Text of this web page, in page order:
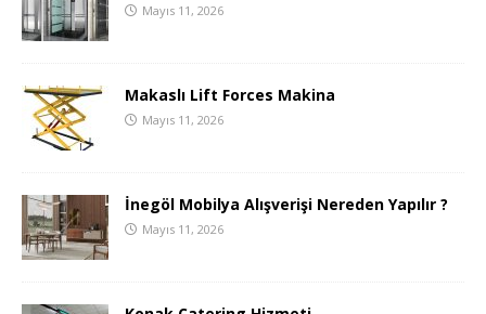
Mayıs 11, 2026
Makaslı Lift Forces Makina
Mayıs 11, 2026
İnegöl Mobilya Alışverişi Nereden Yapılır ?
Mayıs 11, 2026